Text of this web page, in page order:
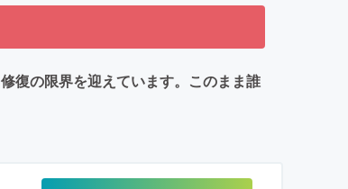
復の限界を迎えています。このまま誰